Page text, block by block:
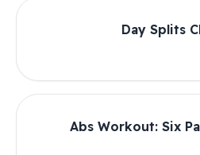
Abs Workout: Six